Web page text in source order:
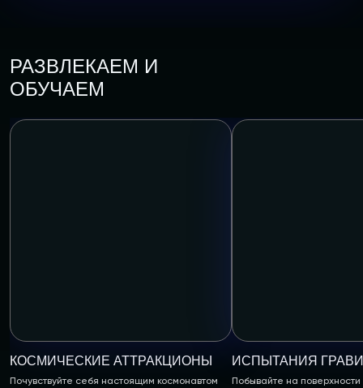
РАЗВЛЕКАЕМ И
ОБУЧАЕМ
КОСМИЧЕСКИЕ АТТРАКЦИОНЫ
Почувствуйте себя настоящим космонавтом
ИСПЫТАНИЯ
Побывайте на